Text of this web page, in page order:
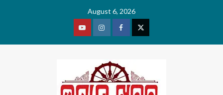
August 6, 2026
YoutubeVimeoFacebookTwitter